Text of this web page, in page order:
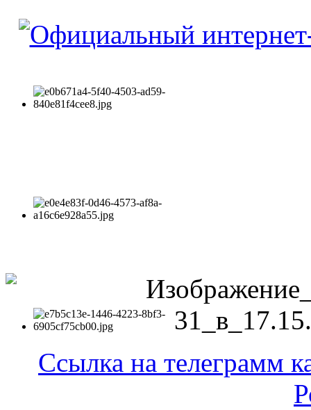
Ссылка на телеграмм